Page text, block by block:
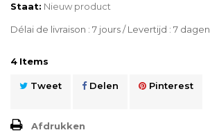
Staat: Nieuw product
Délai de livraison : 7 jours / Levertijd : 7 dagen
4 Items
Tweet Delen Pinterest
Afdrukken